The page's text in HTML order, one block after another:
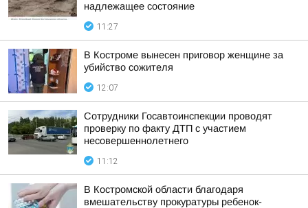
надлежащее состояние
11:27
В Костроме вынесен приговор женщине за
убийство сожителя
12:07
Сотрудники Госавтоинспекции проводят
проверку по факту ДТП с участием
несовершеннолетнего
11:12
В Костромской области благодаря
вмешательству прокуратуры ребенок-